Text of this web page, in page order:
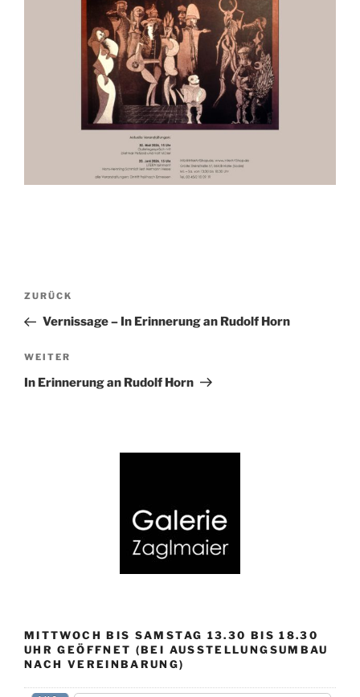
Beitragsnavigation
Vorheriger
Beitrag
ZURÜCK
Vernissage – In Erinnerung an Rudolf Horn
Nächster
Beitrag
WEITER
In Erinnerung an Rudolf Horn
MITTWOCH BIS SAMSTAG 13.30 BIS 18.30
UHR GEÖFFNET (BEI AUSSTELLUNGSUMBAU
NACH VEREINBARUNG)